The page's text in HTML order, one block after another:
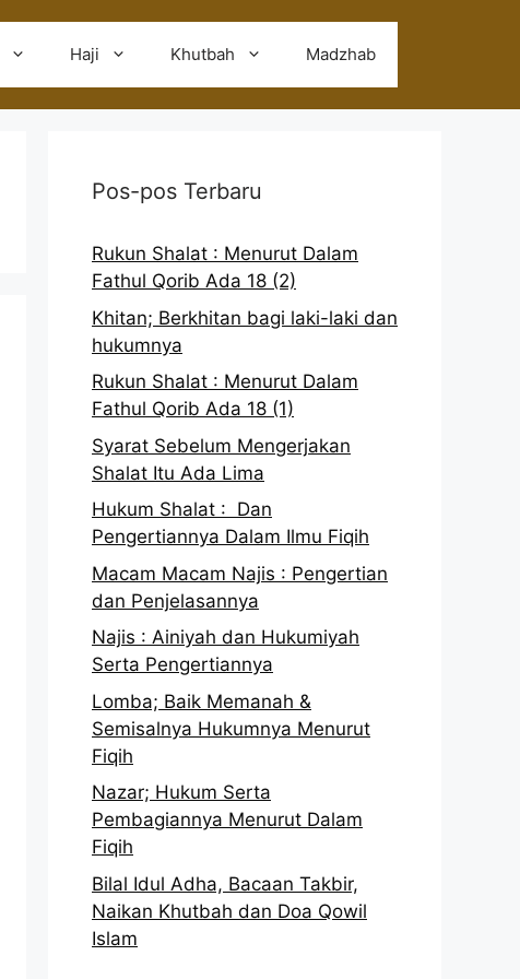
Haji Khutbah Madzhab
Pos-pos Terbaru
Rukun Shalat : Menurut Dalam
Fathul Qorib Ada 18 (2)
Khitan; Berkhitan bagi laki-laki dan
hukumnya
Rukun Shalat : Menurut Dalam
Fathul Qorib Ada 18 (1)
Syarat Sebelum Mengerjakan
Shalat Itu Ada Lima
Hukum Shalat : Dan
Pengertiannya Dalam Ilmu Fiqih
Macam Macam Najis : Pengertian
dan Penjelasannya
Najis : Ainiyah dan Hukumiyah
Serta Pengertiannya
Lomba; Baik Memanah &
Semisalnya Hukumnya Menurut
Fiqih
Nazar; Hukum Serta
Pembagiannya Menurut Dalam
Fiqih
Bilal Idul Adha, Bacaan Takbir,
Naikan Khutbah dan Doa Qowil
Islam